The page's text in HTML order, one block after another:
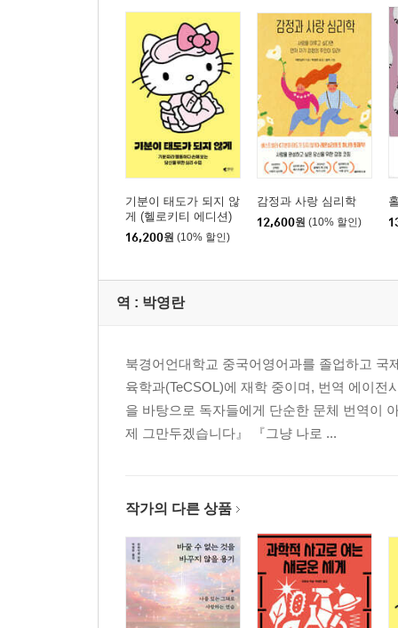
기분이 태도가 되지 않
게 (헬로키티 에디션)
16,200원 (10% 할인)
감정과 사랑 심리학
12,600원 (10% 할인)
역 : 박영란
북경어언대학교 중국어영어과를 졸업하고
육학과(TeCSOL)에 재학 중이며, 번역 에이
을 바탕으로 독자들에게 단순한 문체 번역이
제 그만두겠습니다』 『그냥 나로 ...
작가의 다른 상품